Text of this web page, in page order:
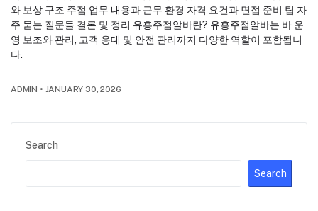
Search
Search
와 보상 구조 주점 업무 내용과 근무 환경 자격 요건과 면접 준비 팁 자
주 묻는 질문들 결론 및 정리 유흥주점알바란? 유흥주점알바는 바 운
영 보조와 관리, 고객 응대 및 안전 관리까지 다양한 역할이 포함됩니
다.
ADMIN • JANUARY 30, 2026